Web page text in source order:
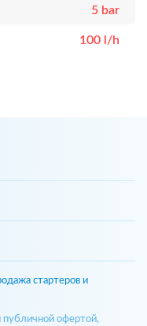
5 bar
100 l/h
стартеров и
публичной офертой,